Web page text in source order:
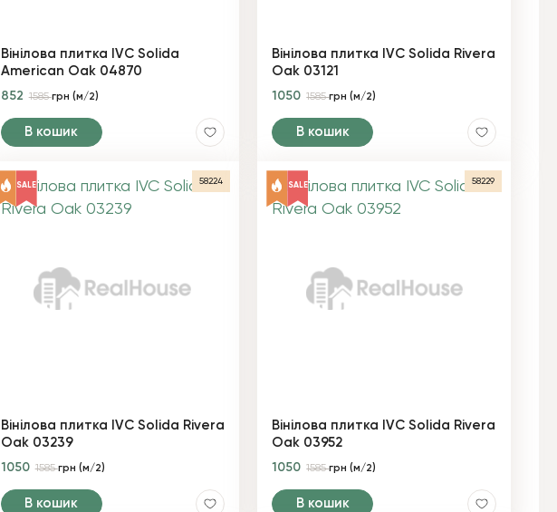
Вінілова плитка IVC Solida
American Oak 04870
852 1585грн (м/2)
В кошик
Вінілова плитка IVC Solida Rivera
Oak 03121
1050 1585грн (м/2)
В кошик
SALE 58224
Вінілова плитка IVC Solida Rivera
Oak 03239
1050 1585грн (м/2)
В кошик
SALE 58229
Вінілова плитка IVC Solida Rivera
Oak 03952
1050 1585грн (м/2)
В кошик